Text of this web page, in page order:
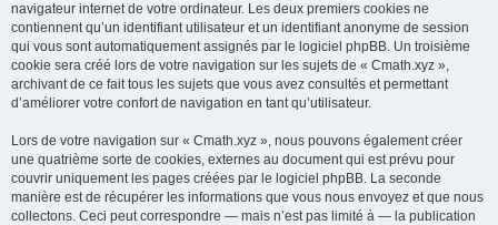
navigateur internet de votre ordinateur. Les deux premiers cookies ne
contiennent qu’un identifiant utilisateur et un identifiant anonyme de session
qui vous sont automatiquement assignés par le logiciel phpBB. Un troisième
cookie sera créé lors de votre navigation sur les sujets de « Cmath.xyz »,
archivant de ce fait tous les sujets que vous avez consultés et permettant
d’améliorer votre confort de navigation en tant qu’utilisateur.
Lors de votre navigation sur « Cmath.xyz », nous pouvons également créer
une quatrième sorte de cookies, externes au document qui est prévu pour
couvrir uniquement les pages créées par le logiciel phpBB. La seconde
manière est de récupérer les informations que vous nous envoyez et que nous
collectons. Ceci peut correspondre — mais n’est pas limité à — la publication